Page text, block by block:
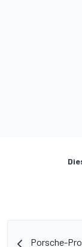
Porsche-